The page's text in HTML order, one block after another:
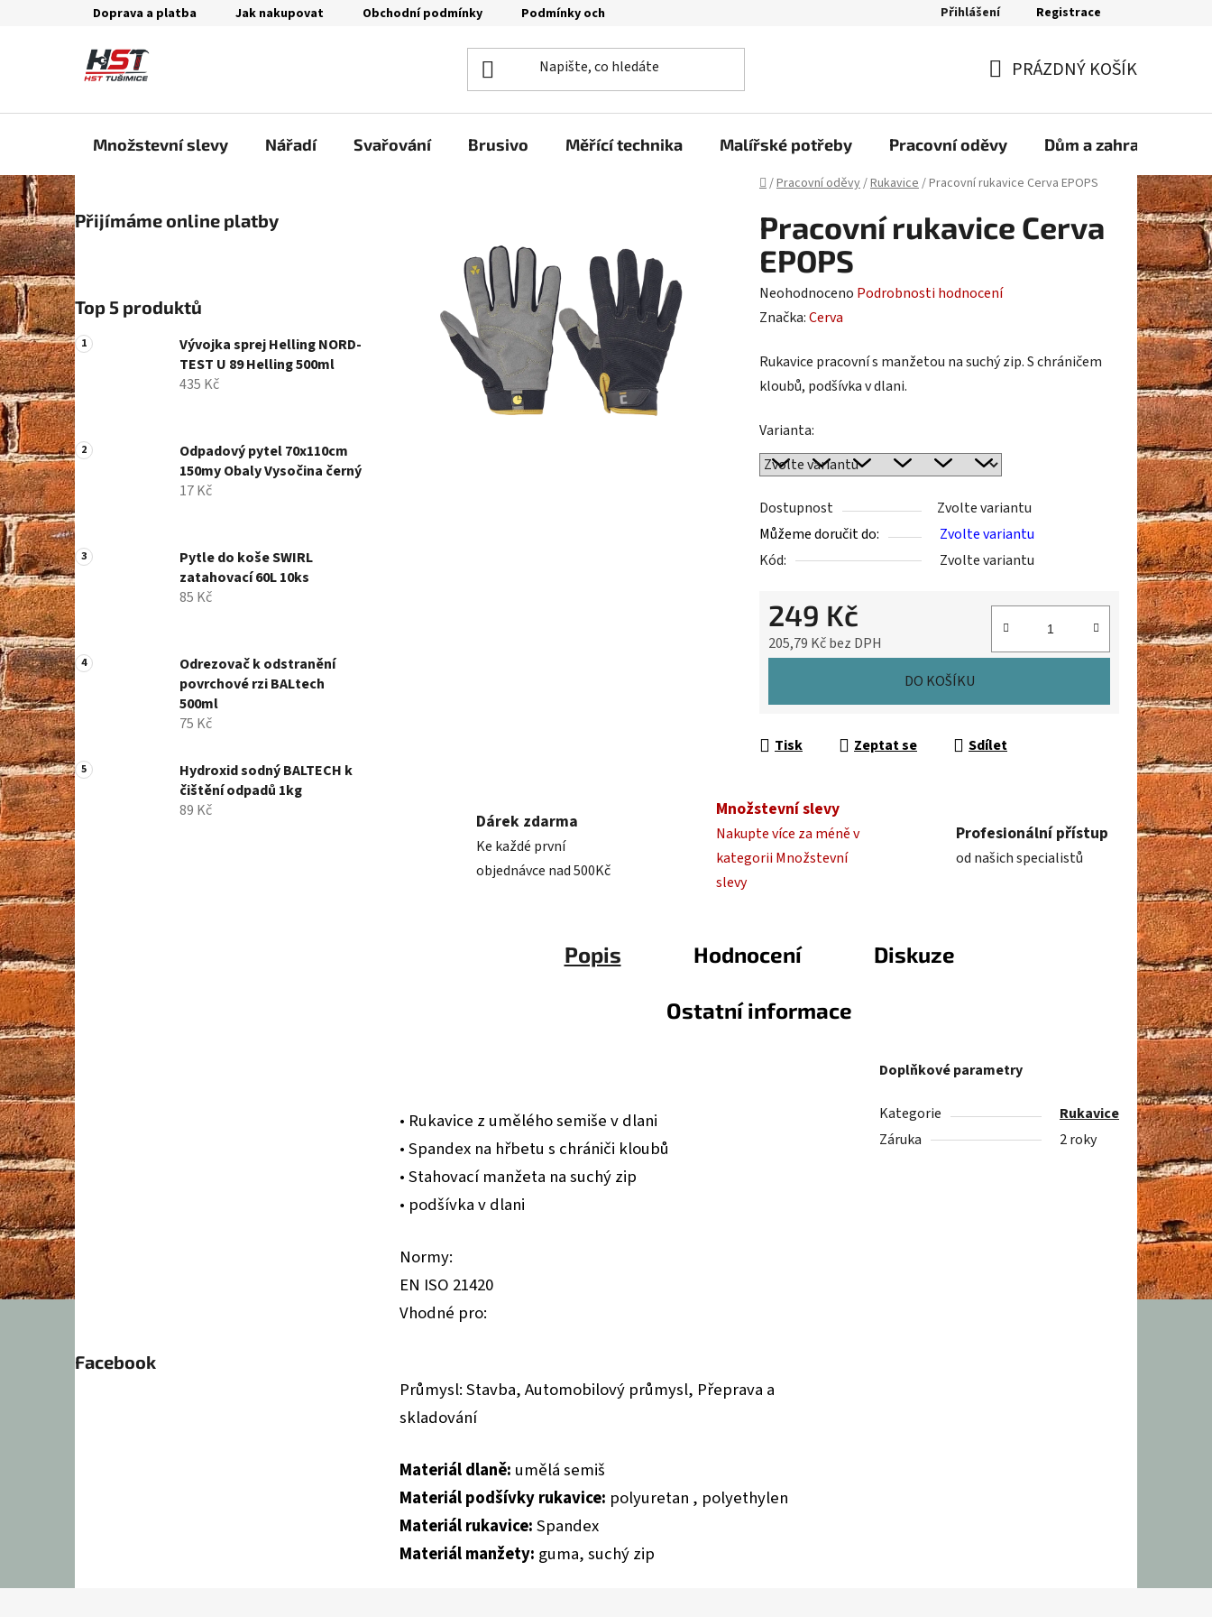
Doprava a platba Jak nakupovat Obchodní podmínky Podmínky ochrany osobních údajů Přihlášení Registrace
KOŠÍK
PRÁZDNÝ KOŠÍK
Množstevní slevy Nářadí Svařování Brusivo Měřící technika Malířské potřeby Pracovní oděvy Dům a zahrada
Domů
/Pracovní oděvy/Rukavice/Pracovní rukavice Cerva EPOPS
P
o
s
t
r
a
n
n
í
p
a
n
e
l
Přijímáme online platby
Top 5 produktů
Vývojka sprej Helling NORD-
TEST U 89 Helling 500ml
435 Kč
Odpadový pytel 70x110cm
150my Obaly Vysočina černý
17 Kč
Pytle do koše SWIRL
zatahovací 60L 10ks
85 Kč
Odrezovač k odstranění
povrchové rzi BALtech
500ml
75 Kč
Hydroxid sodný BALTECH k
čištění odpadů 1kg
89 Kč
Facebook
Pracovní rukavice Cerva
EPOPS
Průměrné
hodnocení
je
0,0
5
hvězdiček.
Neohodnoceno Podrobnosti hodnocení
Značka:Cerva
Rukavice pracovní s manžetou na suchý zip. S chráničem
kloubů, podšívka v dlani.
Varianta:
Dostupnost
Zvolte variantu
Můžeme doručit do:
Zvolte variantu
Kód:
Zvolte variantu
249 Kč
205,79 Kč bez DPH
DO KOŠÍKU
Tisk Zeptat se Sdílet
Dárek zdarma
Ke každé první
objednávce nad 500Kč
Množstevní slevy
Nakupte více za méně v
kategorii Množstevní
slevy
Profesionální přístup
od našich specialistů
Popis Hodnocení Diskuze
Ostatní informace
• Rukavice z umělého semiše v dlani
• Spandex na hřbetu s chrániči kloubů
• Stahovací manžeta na suchý zip
• podšívka v dlani
Normy:
EN ISO 21420
Vhodné pro:
Průmysl: Stavba, Automobilový průmysl, Přeprava a
skladování
Materiál dlaně: umělá semiš
Materiál podšívky rukavice: polyuretan , polyethylen
Materiál rukavice:Spandex
Materiál manžety: guma, suchý zip
Doplňkové parametry
Kategorie
Rukavice
Záruka
2 roky